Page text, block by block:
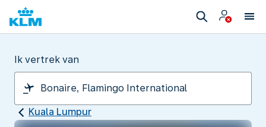
Ik vertrek van
Kuala Lumpur